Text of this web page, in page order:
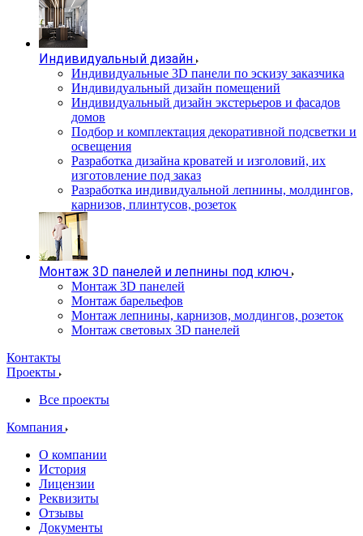
Индивидуальный дизайн
Индивидуальные 3D панели по эскизу заказчика
Индивидуальный дизайн помещений
Индивидуальный дизайн экстерьеров и фасадов
домов
Подбор и комплектация декоративной подсветки и
освещения
Разработка дизайна кроватей и изголовий, их
изготовление под заказ
Разработка индивидуальной лепнины, молдингов,
карнизов, плинтусов, розеток
Монтаж 3D панелей и лепнины под ключ
Монтаж 3D панелей
Монтаж барельефов
Монтаж лепнины, карнизов, молдингов, розеток
Монтаж световых 3D панелей
Контакты
Проекты
Все проекты
Компания
О компании
История
Лицензии
Реквизиты
Отзывы
Документы